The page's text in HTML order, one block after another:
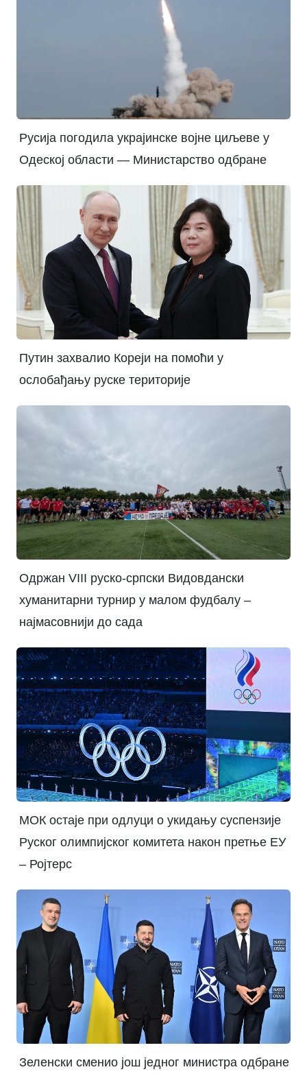
Русија погодила украјинске војне циљеве у
Одеској области — Министарство одбране
Путин захвалио Кореји на помоћи у
ослобађању руске територије
Одржан VIII руско-српски Видовдански
хуманитарни турнир у малом фудбалу –
најмасовнији до сада
МОК остаје при одлуци о укидању суспензије
Руског олимпијског комитета након претње ЕУ
– Ројтерс
Зеленски сменио још једног министра одбране